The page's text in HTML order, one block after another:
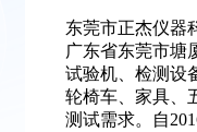
东莞市正杰仪器
广东省东莞市塘
试验机、检测设
轮椅车、家具、
测试需求。自